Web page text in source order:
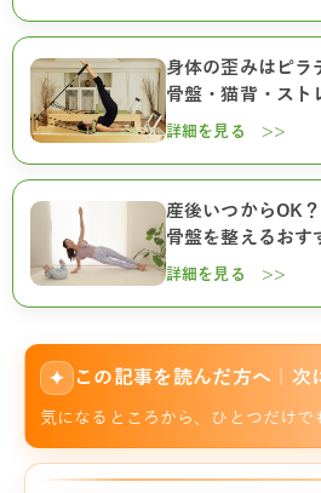
身体の歪みはピラ
骨盤・猫背・ス
詳細を見る >>
産後いつからOK
骨盤を整えるお
詳細を見る >>
✦ この記事を読んだ方へ｜次
気になるところから、ひとつだけで